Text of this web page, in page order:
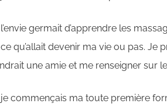
germait d’apprendre les
qu’allait devenir ma vie ou pas. Je
une amie et me renseigner sur
commençais ma toute première